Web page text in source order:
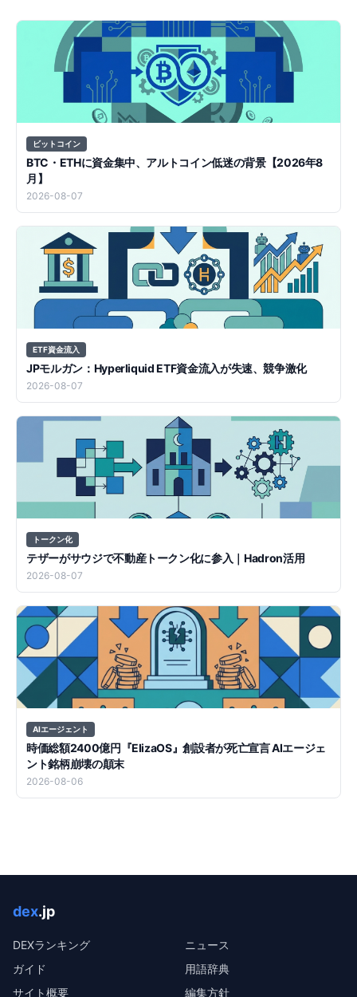
ビットコイン
BTC・ETHに資金集中、アルトコイン低迷の背景【2026年8
月】
2026-08-07
ETF資金流入
JPモルガン：Hyperliquid ETF資金流入が失速、競争激化
2026-08-07
トークン化
テザーがサウジで不動産トークン化に参入｜Hadron活用
2026-08-07
AIエージェント
時価総額2400億円『ElizaOS』創設者が死亡宣言 AIエージェ
ント銘柄崩壊の顛末
2026-08-06
dex.jp
DEXランキング
ニュース
ガイド
用語辞典
サイト概要
編集方針